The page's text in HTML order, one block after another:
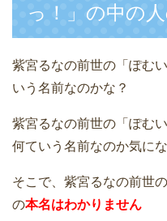
っ！」の中の
紫宮るなの前世の「ぽむ
いう名前なのかな？
紫宮るなの前世の「ぽむ
何ていう名前なのか気にな
そこで、紫宮るなの前世
の本名はわかりません